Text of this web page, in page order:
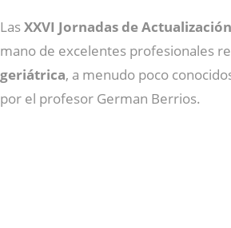
LasXXVI Jornadas de
mano de excelentes profesionales
geriátrica, a menudo poco
por el profesor German Berrios.